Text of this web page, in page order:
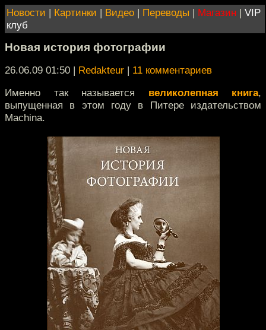
Новости | Картинки | Видео | Переводы | Магазин | VIP
клуб
Новая история фотографии
26.06.09 01:50 | Redakteur | 11 комментариев
Именно так называется великолепная книга,
выпущенная в этом году в Питере издательством
Machina.